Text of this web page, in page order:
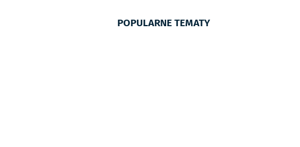
POPULARNE TEMATY